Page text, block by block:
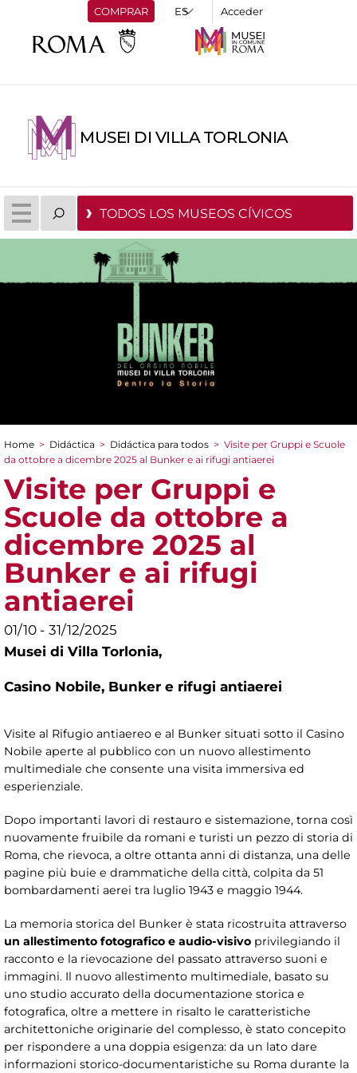
COMPRAR Acceder
MUSEI DI VILLA TORLONIA
TODOS LOS MUSEOS CÍVICOS
You are here
Home > Didáctica > Didáctica para todos > Visite per Gruppi e Scuole
da ottobre a dicembre 2025 al Bunker e ai rifugi antiaerei
Visite per Gruppi e
Scuole da ottobre a
dicembre 2025 al
Bunker e ai rifugi
antiaerei
01/10 - 31/12/2025
Musei di Villa Torlonia,
Casino Nobile, Bunker e rifugi antiaerei
Visite al Rifugio antiaereo e al Bunker situati sotto il Casino
Nobile aperte al pubblico con un nuovo allestimento
multimediale che consente una visita immersiva ed
esperienziale.
Dopo importanti lavori di restauro e sistemazione, torna così
nuovamente fruibile da romani e turisti un pezzo di storia di
Roma, che rievoca, a oltre ottanta anni di distanza, una delle
pagine più buie e drammatiche della città, colpita da 51
bombardamenti aerei tra luglio 1943 e maggio 1944.
La memoria storica del Bunker è stata ricostruita attraverso
un allestimento fotografico e audio-visivo privilegiando il
racconto e la rievocazione del passato attraverso suoni e
immagini. Il nuovo allestimento multimediale, basato su
uno studio accurato della documentazione storica e
fotografica, oltre a mettere in risalto le caratteristiche
architettoniche originarie del complesso, è stato concepito
per rispondere a una doppia esigenza: da un lato dare
informazioni storico-documentaristiche su Roma durante la